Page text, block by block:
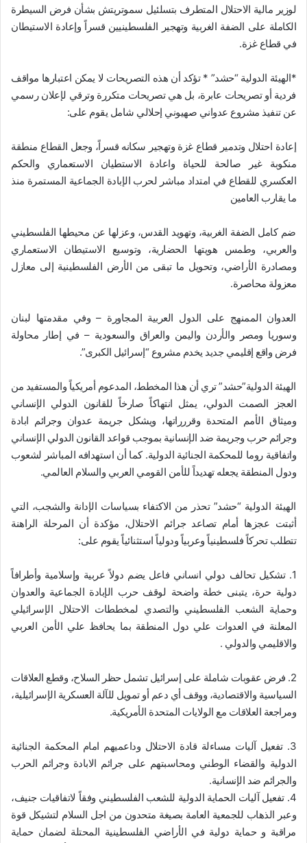
لوزير مالية الاحتلال المتطرف بتسلئيل سموتريتش بشأن فرض السيطرة
الكاملة على الضفة الغربية وتهجير الفلسطينيين قسراً وإعادة الاستيطان
في قطاع غزة.
*الهيئة الدولية “حشد” * تؤكد أن هذه التصريحات لا يمكن اعتبارها مواقف
فردية أو تصريحات عابرة، بل هي تصريحات متكررة وترقي لإعلان رسمي
عن تنفيذ مشروع عدواني صهيوني إحلالي شامل يقوم على:
إعادة احتلال وتدمير قطاع غزة وتهجير سكانه قسراً، وجعل القطاع منطقة
منكوبة غير صالحة للحياة واعادة الاستطيان الاستعماري والحكم
العكسري للقطاع في امتداد مباشر لحرب الإبادة الجماعية المستمرة منذ
ما يقارب العامين
ضم كامل الضفة الغربية، وتهويد القدس، وعزلها عن محيطها الفلسطيني
والعربي، وطمس هويتها الحضارية، وتوسيع الاستيطان الاستعماري
ومصادرة الأراضي، وتحويل ما تبقى من الأرض الفلسطينية إلى معازل
معزولة محاصرة.
العدوان الممنهج على الدول العربية المجاورة – وفي مقدمتها لبنان
وسوريا ومصر والأردن واليمن والعراق والسعودية – في إطار محاولة
فرض واقع إقليمي جديد يخدم مشروع “إسرائيل الكبرى”.
الهيئة الدولية”حشد” تري أن هذا المخطط، المدعوم أمريكياً والمستفيد من
العجز الصمت الدولي، يمثل انتهاكاً صارخاً للقانون الدولي الإنساني
وميثاق الأمم المتحدة وقررراتها، ويشكل جريمة عدوان وجرائم ابادة
وجرائم حرب وجريمة ضد الإنسانية بموجب قواعد القانون الدولي الإنساني
واتفاقية روما للمحكمة الجنائية الدولية. كما أن استهدافه المباشر لشعوب
ودول المنطقة يجعله تهديداً للأمن القومي العربي والسلام العالمي.
الهيئة الدولية “حشد” تحذر من الاكتفاء بسياسات الإدانة والشجب، التي
أثبتت عجزها أمام تصاعد جرائم الاحتلال، مؤكدة أن المرحلة الراهنة
تتطلب تحركاً فلسطينياً وعربياً ودولياً استثنائياً يقوم على:
1. تشكيل تحالف دولي انساني فاعل يضم دولاً عربية وإسلامية وأطرافاً
دولية حرة، يتبنى خطة واضحة لوقف حرب الإبادة الجماعية والعدوان
وحماية الشعب الفلسطيني والتصدي لمخططات الاحتلال الإسرائيلي
المعلنة في العدوات علي دول المنطقة بما يحافظ علي الأمن العربي
والاقليمي والدولي .
2. فرض عقوبات شاملة على إسرائيل تشمل حظر السلاح، وقطع العلاقات
السياسية والاقتصادية، ووقف أي دعم أو تمويل للآلة العسكرية الإسرائيلية،
ومراجعة العلاقات مع الولايات المتحدة الأمريكية.
3. تفعيل آليات مساءلة قادة الاحتلال وداعميهم امام المحكمة الجنائية
الدولية والقضاء الوطني ومحاسبتهم على جرائم الابادة وجرائم الحرب
والجرائم ضد الإنسانية.
4. تفعيل آليات الحماية الدولية للشعب الفلسطيني وفقاً لاتفاقيات جنيف،
وعبر الذهاب للجمعية العامة بصيغة متحدون من اجل السلام لتشيكل قوة
مراقبة و حماية دولية في الأراضي الفلسطينية المحتلة لضمان حماية